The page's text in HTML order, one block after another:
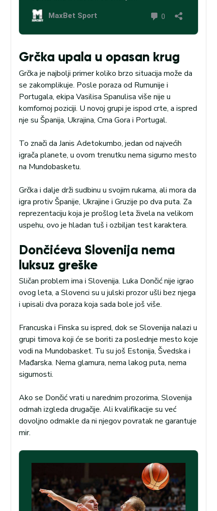
Grčka upala u opasan krug
Grčka je najbolji primer koliko brzo situacija može da
se zakomplikuje. Posle poraza od Rumunije i
Portugala, ekipa Vasilisa Spanulisa više nije u
komfornoj poziciji. U novoj grupi je ispod crte, a ispred
nje su Španija, Ukrajina, Crna Gora i Portugal.
To znači da Janis Adetokumbo, jedan od najvećih
igrača planete, u ovom trenutku nema sigurno mesto
na Mundobasketu.
Grčka i dalje drži sudbinu u svojim rukama, ali mora da
igra protiv Španije, Ukrajine i Gruzije po dva puta. Za
reprezentaciju koja je prošlog leta živela na velikom
uspehu, ovo je hladan tuš i ozbiljan test karaktera.
Dončićeva Slovenija nema
luksuz greške
Sličan problem ima i Slovenija. Luka Dončić nije igrao
ovog leta, a Slovenci su u julski prozor ušli bez njega
i upisali dva poraza koja sada bole još više.
Francuska i Finska su ispred, dok se Slovenija nalazi u
grupi timova koji će se boriti za poslednje mesto koje
vodi na Mundobasket. Tu su još Estonija, Švedska i
Mađarska. Nema glamura, nema lakog puta, nema
sigurnosti.
Ako se Dončić vrati u narednim prozorima, Slovenija
odmah izgleda drugačije. Ali kvalifikacije su već
dovoljno odmakle da ni njegov povratak ne garantuje
mir.